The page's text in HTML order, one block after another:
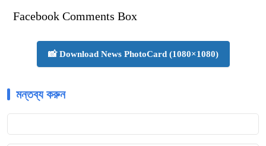
Facebook Comments Box
📸 Download News PhotoCard (1080×1080)
মন্তব্য করুন